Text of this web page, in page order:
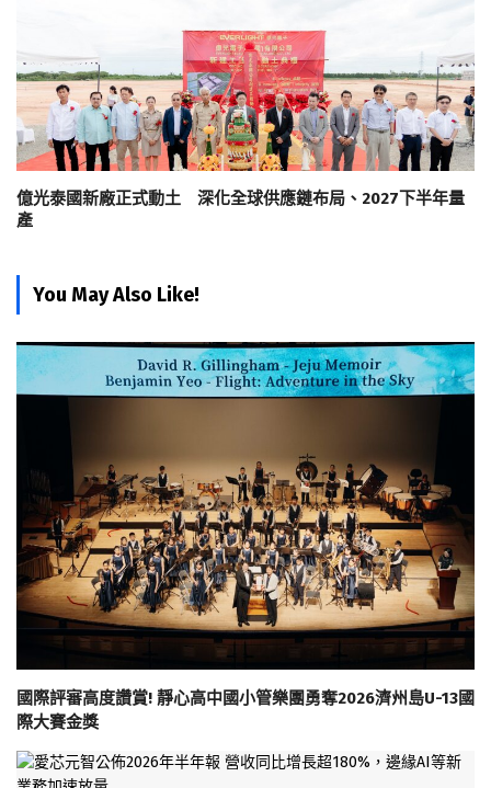
億光泰國新廠正式動土 深化全球供應鏈布局、2027下半年量
產
You May Also Like!
國際評審高度讚賞! 靜心高中國小管樂團勇奪2026濟州島U-13國
際大賽金獎